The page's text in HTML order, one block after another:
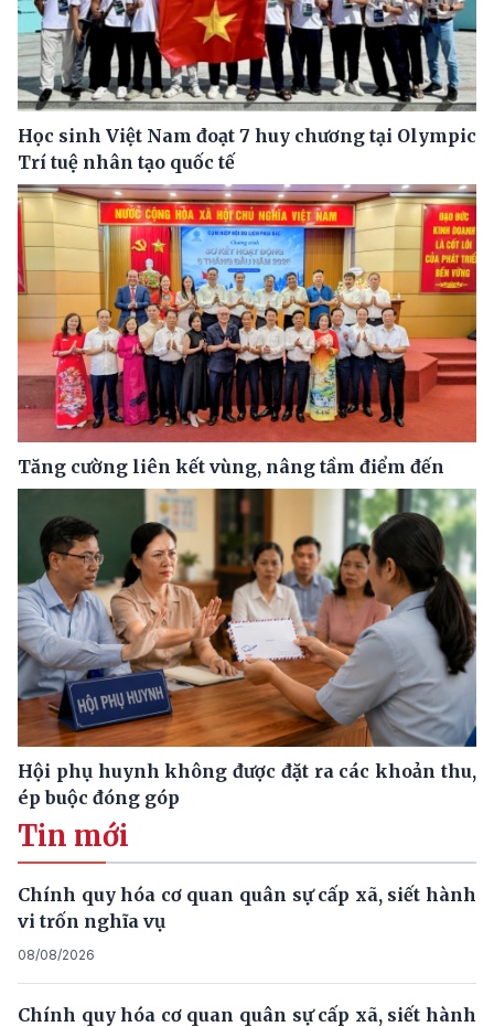
Học sinh Việt Nam đoạt 7 huy chương tại Olympic
Trí tuệ nhân tạo quốc tế
Tăng cường liên kết vùng, nâng tầm điểm đến
Hội phụ huynh không được đặt ra các khoản thu,
ép buộc đóng góp
Tin mới
Chính quy hóa cơ quan quân sự cấp xã, siết hành
vi trốn nghĩa vụ
08/08/2026
Chính quy hóa cơ quan quân sự cấp xã, siết hành